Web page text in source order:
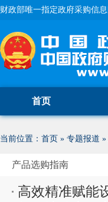
财政部唯一指定政府采购信
首页
当前位置： 首页 » 专题报道 »
产品选购指南
高效精准赋能